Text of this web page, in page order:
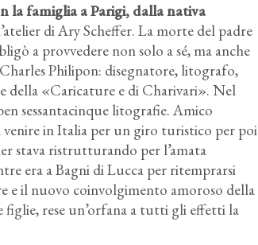
la famiglia a Parigi, dalla nativa
di Ary Scheffer. La morte del padre
a provvedere non solo a sé, ma anche
Philipon: disegnatore, litografo,
della «Caricature e di Charivari». Nel
sessantacinque litografie. Amico
venire in Italia per un giro turistico per poi
stava ristrutturando per l’amata
era a Bagni di Lucca per ritemprarsi
e il nuovo coinvolgimento amoroso della
rese un’orfana a tutti gli effetti la